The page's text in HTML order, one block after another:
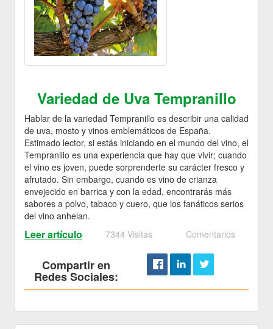
Variedad de Uva Tempranillo
Hablar de la variedad Tempranillo es describir una calidad
de uva, mosto y vinos emblemáticos de España.
Estimado lector, si estás iniciando en el mundo del vino, el
Tempranillo es una experiencia que hay que vivir; cuando
el vino es joven, puede sorprenderte su carácter fresco y
afrutado. Sin embargo, cuando es vino de crianza
envejecido en barrica y con la edad, encontrarás más
sabores a polvo, tabaco y cuero, que los fanáticos serios
del vino anhelan.
Leer artículo 7344 Visitas Comentarios
Compartir en
Redes Sociales: